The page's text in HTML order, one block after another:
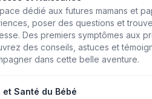
dédié aux futures mamans et
poser des questions et
Des premiers symptômes aux
des conseils, astuces et
dans cette belle aventure.
et Santé du Bébé